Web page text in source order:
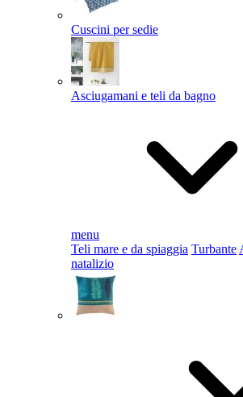
Cuscini per sedie
Asciugamani e teli da bagno
menu
Teli mare e da spiaggia Turbante
natalizio